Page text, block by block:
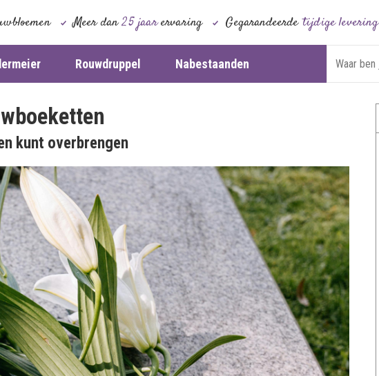
Meer dan25 jaarervaring Gegarandeerdetijdige levering
Rouwdruppel Nabestaanden
kunt overbrengen